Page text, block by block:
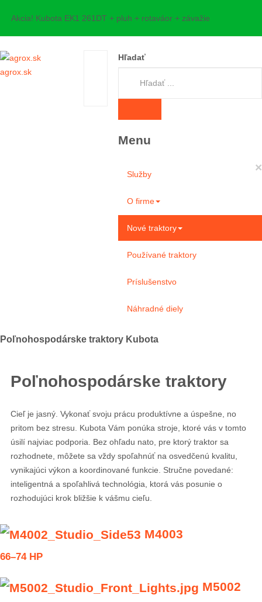
Akcia! Kubota EK1 261DT + pluh + rotaváor + závažie
agrox.sk
Hľadať
Menu
×
Služby
O firme
Nové traktory
Používané traktory
Príslušenstvo
Náhradné diely
Poľnohospodárske traktory Kubota
Poľnohospodárske traktory
Cieľ je jasný. Vykonať svoju prácu produktívne a úspešne, no
pritom bez stresu. Kubota Vám ponúka stroje, ktoré vás v tomto
úsilí najviac podporia. Bez ohľadu nato, pre ktorý traktor sa
rozhodnete, môžete sa vždy spoľahnúť na osvedčenú kvalitu,
vynikajúci výkon a koordinované funkcie. Stručne povedané:
inteligentná a spoľahlivá technológia, ktorá vás posunie o
rozhodujúci krok bližšie k vášmu cieľu.
M4003
66–74 HP
M5002